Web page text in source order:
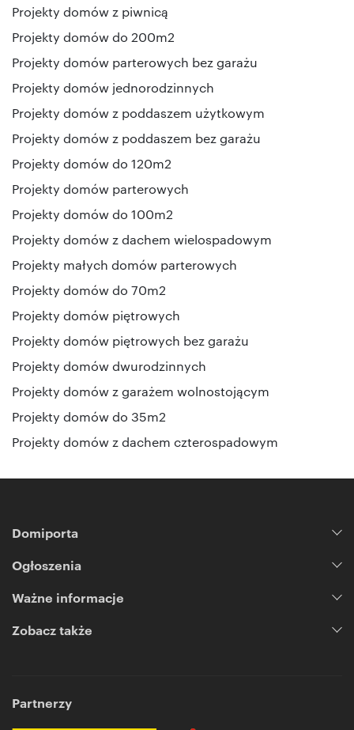
Projekty domów z piwnicą
Projekty domów do 200m2
Projekty domów parterowych bez garażu
Projekty domów jednorodzinnych
Projekty domów z poddaszem użytkowym
Projekty domów z poddaszem bez garażu
Projekty domów do 120m2
Projekty domów parterowych
Projekty domów do 100m2
Projekty domów z dachem wielospadowym
Projekty małych domów parterowych
Projekty domów do 70m2
Projekty domów piętrowych
Projekty domów piętrowych bez garażu
Projekty domów dwurodzinnych
Projekty domów z garażem wolnostojącym
Projekty domów do 35m2
Projekty domów z dachem czterospadowym
Domiporta
Ogłoszenia
Ważne informacje
Zobacz także
Partnerzy